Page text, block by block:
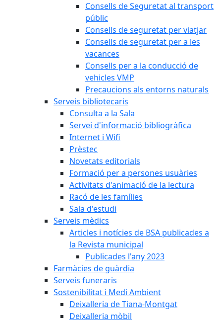
Consells de Seguretat al transport
públic
Consells de seguretat per viatjar
Consells de seguretat per a les
vacances
Consells per a la conducció de
vehicles VMP
Precaucions als entorns naturals
Serveis bibliotecaris
Consulta a la Sala
Servei d'informació bibliogràfica
Internet i Wifi
Prèstec
Novetats editorials
Formació per a persones usuàries
Activitats d'animació de la lectura
Racó de les famílies
Sala d'estudi
Serveis mèdics
Articles i notícies de BSA publicades a
la Revista municipal
Publicades l'any 2023
Farmàcies de guàrdia
Serveis funeraris
Sostenibilitat i Medi Ambient
Deixalleria de Tiana-Montgat
Deixalleria mòbil